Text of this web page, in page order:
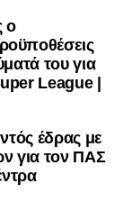
ο
του για
League |
έδρας με
για τον ΠΑΣ